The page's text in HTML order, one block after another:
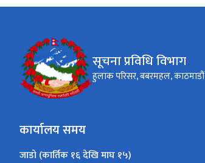
सूचना प्रविधि विभाग
हुलाक परिसर, बबरमहल, काठमाडौं
कार्यालय समय
जाडो (कार्तिक १६ देखि माघ १५)